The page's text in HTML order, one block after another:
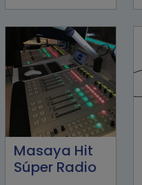
Masaya Hit
Súper Radio